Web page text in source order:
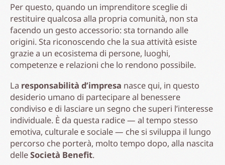
Per questo, quando un imprenditore sceglie di
restituire qualcosa alla propria comunità, non sta
facendo un gesto accessorio: sta tornando alle
origini. Sta riconoscendo che la sua attività esiste
grazie a un ecosistema di persone, luoghi,
competenze e relazioni che lo rendono possibile.
La responsabilità d’impresa nasce qui, in questo
desiderio umano di partecipare al benessere
condiviso e di lasciare un segno che superi l’interesse
individuale. È da questa radice — al tempo stesso
emotiva, culturale e sociale — che si sviluppa il lungo
percorso che porterà, molto tempo dopo, alla nascita
delleSocietà Benefit.